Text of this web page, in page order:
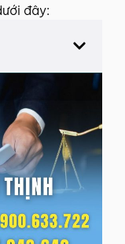
đây: